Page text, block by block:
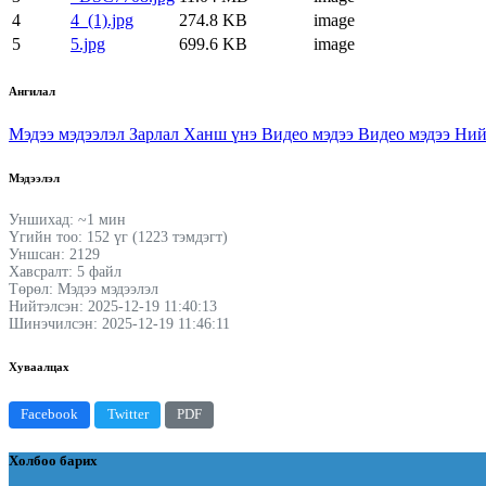
4
4_(1).jpg 274.8 KB
image
5
5.jpg 699.6 KB image
Ангилал
Мэдээ мэдээлэл Зарлал Ханш үнэ Видео мэдээ Видео мэдээ
Мэдээлэл
Уншихад: ~1 мин
Үгийн тоо: 152 үг (1223 тэмдэгт)
Уншсан: 2129
Хавсралт: 5 файл
Төрөл: Мэдээ мэдээлэл
Нийтэлсэн: 2025-12-19 11:40:13
Шинэчилсэн: 2025-12-19 11:46:11
Хуваалцах
Facebook Twitter PDF
Холбоо барих